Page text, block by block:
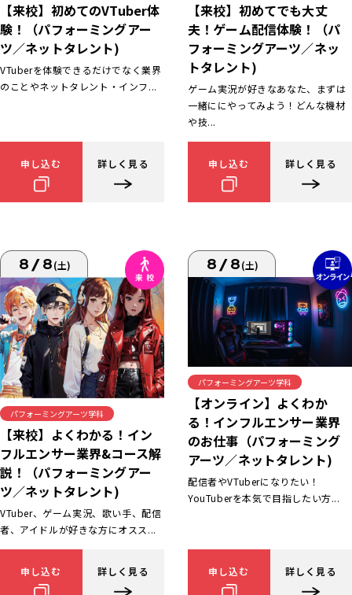
【来校】初めてのVTuber体
験！（パフォーミングアー
ツ／ネットタレント)
VTuberを体験できるだけでなく業界
のことやネットタレント・インフ...
申し込む 詳しく見る
【来校】初めてでも大丈
夫！ゲーム配信体験！（パ
フォーミングアーツ／ネッ
トタレント)
ゲーム実況が好きなあなた、まずは
一緒ににやってみよう！どんな機材
や技...
申し込む 詳しく見る
8/8(土)
パフォーミングアーツ学科
【来校】よくわかる！イン
フルエンサー業界&コース解
説！（パフォーミングアー
ツ／ネットタレント)
VTuber、ゲーム実況、歌い手、配信
者、アイドルが好きな方にオスス...
申し込む 詳しく見る
8/8(土)
パフォーミングアーツ学科
【オンライン】よくわか
る！インフルエンサー業界
のお仕事（パフォーミング
アーツ／ネットタレント)
配信者やVTuberになりたい！
YouTuberを本気で目指したい方...
申し込む 詳しく見る